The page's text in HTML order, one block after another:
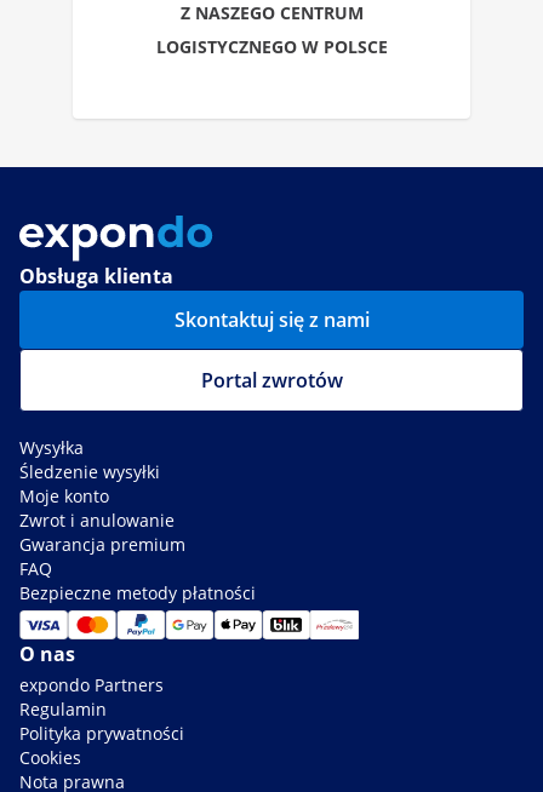
Z NASZEGO CENTRUM
LOGISTYCZNEGO W POLSCE
Obsługa klienta
Skontaktuj się z nami
Portal zwrotów
Wysyłka
Śledzenie wysyłki
Moje konto
Zwrot i anulowanie
Gwarancja premium
FAQ
Bezpieczne metody płatności
O nas
expondo Partners
Regulamin
Polityka prywatności
Cookies
Nota prawna